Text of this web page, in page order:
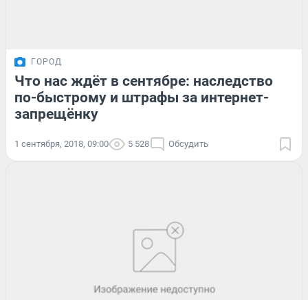
ГОРОД
Что нас ждёт в сентябре: наследство
по-быстрому и штрафы за интернет-
запрещёнку
1 сентября, 2018, 09:00 5 528 Обсудить